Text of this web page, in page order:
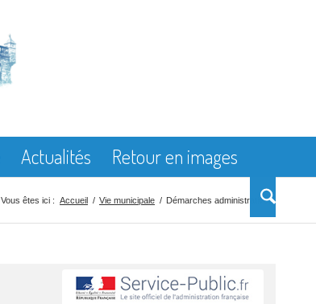
Actualités
Retour en images
Vous êtes ici : Accueil / Vie municipale / Démarches administratives